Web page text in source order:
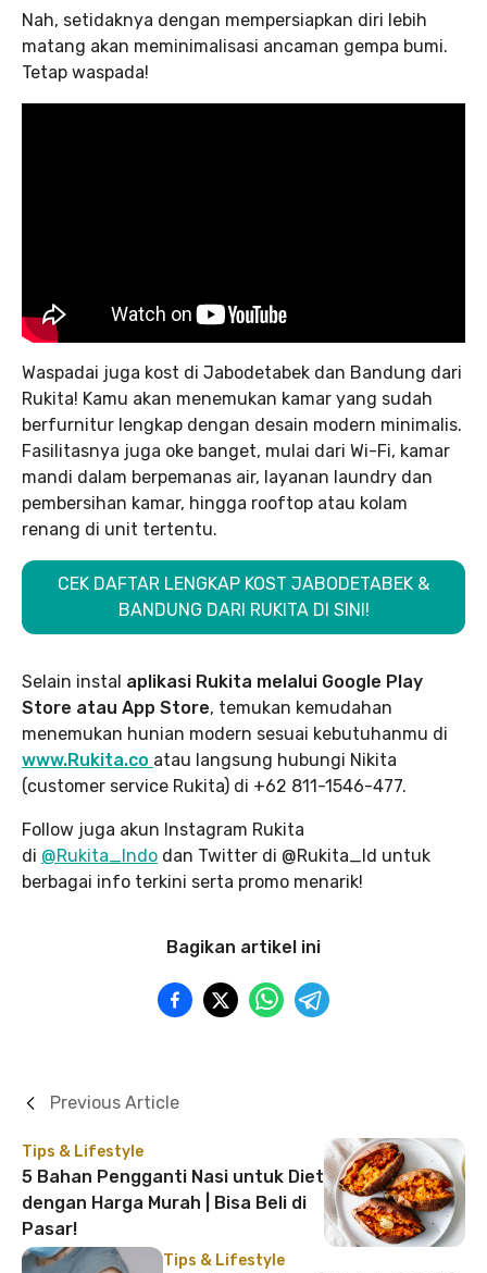
Nah, setidaknya dengan mempersiapkan diri lebih
matang akan meminimalisasi ancaman gempa bumi.
Tetap waspada!
Waspadai juga kost di Jabodetabek dan Bandung dari
Rukita! Kamu akan menemukan kamar yang sudah
berfurnitur lengkap dengan desain modern minimalis.
Fasilitasnya juga oke banget, mulai dari Wi-Fi, kamar
mandi dalam berpemanas air, layanan laundry dan
pembersihan kamar, hingga rooftop atau kolam
renang di unit tertentu.
CEK DAFTAR LENGKAP KOST JABODETABEK &
BANDUNG DARI RUKITA DI SINI!
Selain instal aplikasi Rukita melalui Google Play
Store atau App Store, temukan kemudahan
menemukan hunian modern sesuai kebutuhanmu di
www.Rukita.co atau langsung hubungi Nikita
(customer service Rukita) di +62 811-1546-477.
Follow juga akun Instagram Rukita
di @Rukita_Indo dan Twitter di @Rukita_Id untuk
berbagai info terkini serta promo menarik!
Bagikan artikel ini
Tips & Lifestyle
5 Bahan Pengganti Nasi untuk Diet
dengan Harga Murah | Bisa Beli di
Pasar!
Previous Article
Tips & Lifestyle